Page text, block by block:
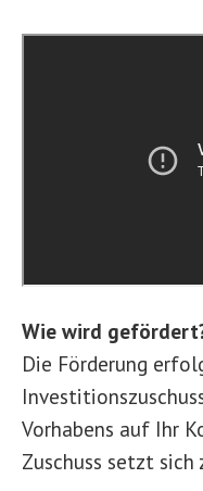
Wie wird
Die Förderung
Vorhabens auf Ihr
Zuschuss setzt sich